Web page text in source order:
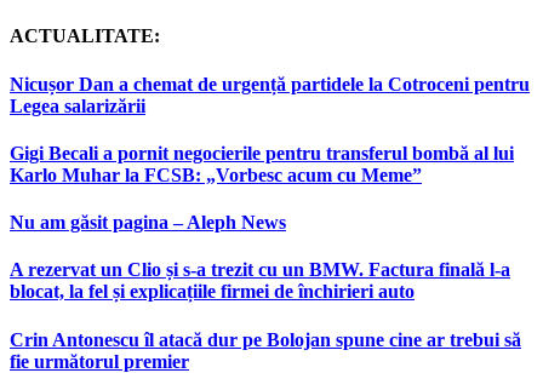
ACTUALITATE:
Nicușor Dan a chemat de urgență partidele la Cotroceni pentru
Legea salarizării
Gigi Becali a pornit negocierile pentru transferul bombă al lui
Karlo Muhar la FCSB: „Vorbesc acum cu Meme”
Nu am găsit pagina – Aleph News
A rezervat un Clio și s-a trezit cu un BMW. Factura finală l-a
blocat, la fel și explicațiile firmei de închirieri auto
Crin Antonescu îl atacă dur pe Bolojan spune cine ar trebui să
fie următorul premier